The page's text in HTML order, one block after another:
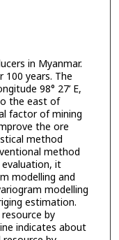
in Myanmar.
100 years. The
98° 27’ E,
the east of
factor of mining
the ore
method
method
it
modelling and
modelling
estimation.
by
indicates about